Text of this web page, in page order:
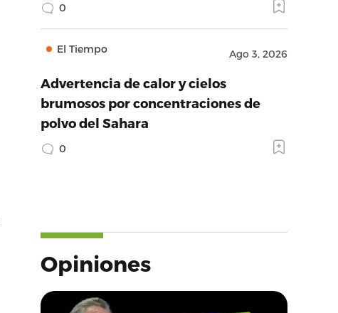
0
El Tiempo Ago 3, 2026
Advertencia de calor y cielos
brumosos por concentraciones de
polvo del Sahara
0
Opiniones